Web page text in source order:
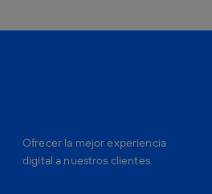
Ofrecer la mejor experiencia
digital a nuestros clientes.